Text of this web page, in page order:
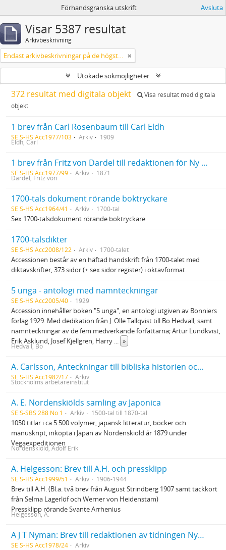
Förhandsgranska utskrift Avsluta
Visar 5387 resultat
Arkivbeskrivning
Endast arkivbeskrivningar på de högsta nivåerna
Utökade sökmöjligheter
372 resultat med digitala objekt
Visa resultat med digitala
objekt
1 brev från Carl Rosenbaum till Carl Eldh
SE S-HS Acc1977/103 Arkiv 1909
Eldh, Carl
1 brev från Fritz von Dardel till redaktionen för Ny Illustrerad Tidning 19/10 1871
SE S-HS Acc1977/99 Arkiv 1871
Dardel, Fritz von
1700-tals dokument rörande boktryckare
SE S-HS Acc1964/41 Arkiv 1700-tal
Sex 1700-talsdokument rörande boktryckare
1700-talsdikter
SE S-HS Acc2008/122 Arkiv 1700-talet
Accessionen består av en häftad handskrift från 1700-talet med
diktavskrifter, 373 sidor (+ sex sidor register) i oktavformat.
5 unga - antologi med namnteckningar
SE S-HS Acc2005/40 1929
Accession innehåller boken "5 unga", en antologi utgiven av Bonniers
förlag 1929. Med dedikation från J. Olle Tallqvist till Bo Hedvall, samt
namnteckningar av de fem medverkande författarna; Artur Lundkvist,
Erik Asklund, Josef Kjellgren, Harry ... »
Hedvall, Bo
A. Carlsson, Anteckningar till bibliska historien och katekesen. Har tillhört Stockholms arbetareinstituts bibliotek
SE S-HS Acc1982/17 Arkiv
Stockholms arbetareinstitut
A. E. Nordenskiölds samling av Japonica
SE S-SBS 288 No 1 Arkiv 1500-tal till 1870-tal
1050 titlar i ca 5 500 volymer, japansk litteratur, böcker och
manuskript, inköpta i Japan av Nordenskiöld år 1879 under
Vegaexpeditionen
Nordenskiöld, Adolf Erik
A. Helgesson: Brev till A.H. och pressklipp
SE S-HS Acc1999/51 Arkiv 1906-1944
Brev till A.H. (Bl.a. två brev från August Strindberg 1907 samt tackkort
från Selma Lagerlöf och Werner von Heidenstam)
Pressklipp rörande Svante Arrhenius
Helgesson, A.
A J T Nyman: Brev till redaktionen av tidningen Nya Dagligt Allehanda ang. M J Crusenstolpe.
SE S-HS Acc1978/24 Arkiv